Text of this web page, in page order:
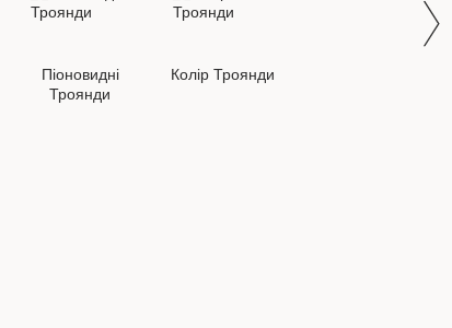
Піоновидні
Троянди
Колір Троянди